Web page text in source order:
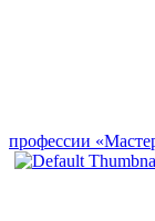
профессии